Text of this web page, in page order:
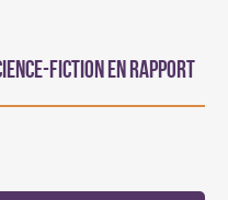
fiction en rapport